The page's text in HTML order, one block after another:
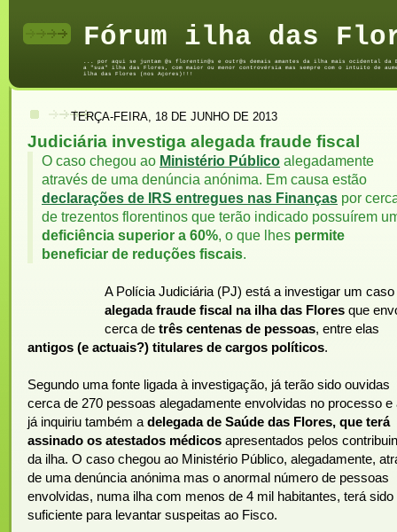
Fórum ilha das
... por aqui se juntam @s florentin@s e outr@s demais amantes da ilha mais ocidental
a "sua" ilha das Flores, com maior ou menor controvérsia mas sempre com o intuito de
ilha das Flores (nos Açores)!!!
TERÇA-FEIRA, 18 DE JUNHO DE 2013
Judiciária investiga alegada fraude fiscal
O caso chegou ao Ministério Público alegadamente
através de uma denúncia anónima. Em causa estão
declarações de IRS entregues nas Finanças por
de trezentos florentinos que terão indicado possuírem
deficiência superior a 60%, o que lhes permite
beneficiar de reduções fiscais.
A Polícia Judiciária (PJ) está a investigar um caso
alegada fraude fiscal na ilha das Flores que
cerca de três centenas de pessoas, entre elas
antigos (e actuais?) titulares de cargos políticos.
Segundo uma fonte ligada à investigação, já terão sido ouvidas
cerca de 270 pessoas alegadamente envolvidas no processo
já inquiriu também a delegada de Saúde das Flores, que terá
assinado os atestados médicos apresentados pelos
da ilha. O caso chegou ao Ministério Público, alegadamente,
de uma denúncia anónima mas o anormal número de pessoas
envolvidas, numa ilha com menos de 4 mil habitantes, terá sido
suficiente para levantar suspeitas ao Fisco.